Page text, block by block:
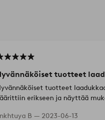
tuotteet
tuotteet
erikseen ja näyttää
B — 2023-06-13